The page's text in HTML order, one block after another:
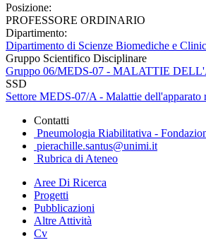
Posizione:
PROFESSORE ORDINARIO
Dipartimento:
Dipartimento di Scienze Biomediche e
Gruppo Scientifico Disciplinare
Gruppo 06/MEDS-07 - MALATTIE
SSD
Settore MEDS-07/A - Malattie dell'apparato
Contatti
Pneumologia Riabilitativa -
pierachille.santus@unimi.it
Rubrica di Ateneo
Aree Di Ricerca
Progetti
Pubblicazioni
Altre Attività
Cv